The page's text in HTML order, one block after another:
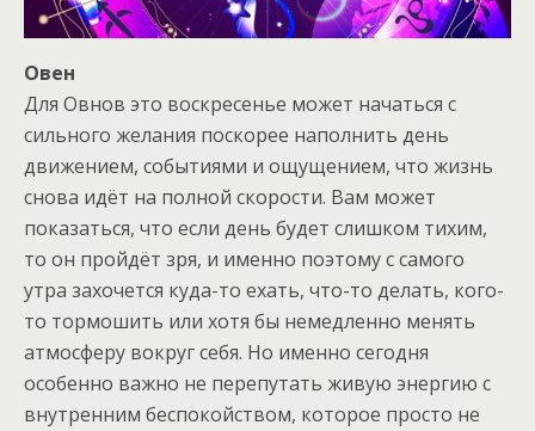
Овен
Для Овнов это воскресенье может начаться с
сильного желания поскорее наполнить день
движением, событиями и ощущением, что жизнь
снова идёт на полной скорости. Вам может
показаться, что если день будет слишком тихим,
то он пройдёт зря, и именно поэтому с самого
утра захочется куда-то ехать, что-то делать, кого-
то тормошить или хотя бы немедленно менять
атмосферу вокруг себя. Но именно сегодня
особенно важно не перепутать живую энергию с
внутренним беспокойством, которое просто не